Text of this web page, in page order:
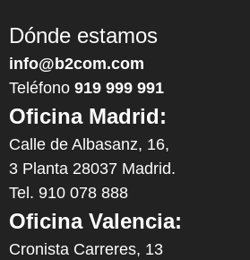
Dónde estamos
info@b2com.com
Teléfono 919 999 991
Oficina Madrid:
Calle de Albasanz, 16,
3 Planta 28037 Madrid.
Tel. 910 078 888
Oficina Valencia:
Cronista Carreres, 13